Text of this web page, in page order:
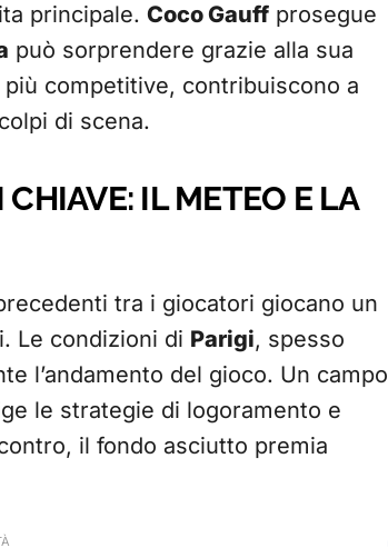
principale. Coco Gauff prosegue
può sorprendere grazie alla sua
competitive, contribuiscono a
di scena.
IL METEO E LA
tra i giocatori giocano un
Le condizioni di Parigi, spesso
l’andamento del gioco. Un campo
le strategie di logoramento e
il fondo asciutto premia